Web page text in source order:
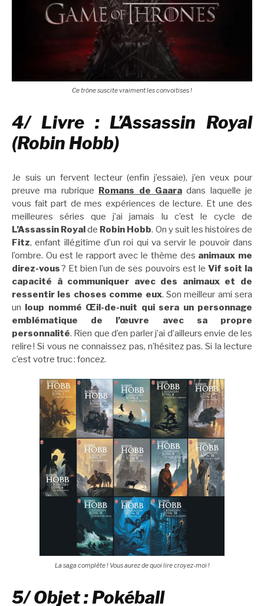
Ce trône suscite vraiment les convoitises !
4/ Livre : L’Assassin Royal
(Robin Hobb)
Je suis un fervent lecteur (enfin j’essaie), j’en veux pour
preuve ma rubrique Romans de Gaara dans laquelle je
vous fait part de mes expériences de lecture. Et une des
meilleures séries que j’ai jamais lu c’est le cycle de
L’Assassin Royalde Robin Hobb. On y suit les histoires de
Fitz, enfant illégitime d’un roi qui va servir le pouvoir dans
l’ombre. Ou est le rapport avec le thème des animaux me
direz-vous? Et bien l’un de ses pouvoirs est le Vif soit la
capacité à communiquer avec des animaux et de
ressentir les choses comme eux. Son meilleur ami sera
un loup nommé Œil-de-nuit qui sera un personnage
emblématique de l’œuvre avec sa propre
personnalité. Rien que d’en parler j’ai d’ailleurs envie de les
relire ! Si vous ne connaissez pas, n’hésitez pas. Si la lecture
c’est votre truc : foncez.
La saga complète ! Vous aurez de quoi lire croyez-moi !
5/ Objet : Pokéball